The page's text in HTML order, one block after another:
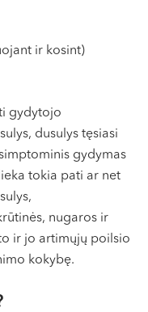
ir kosint)
gydytojo
dusulys tęsiasi
gydymas
tokia pati ar net
nugaros ir
ir jo artimųjų poilsio
kokybę.​